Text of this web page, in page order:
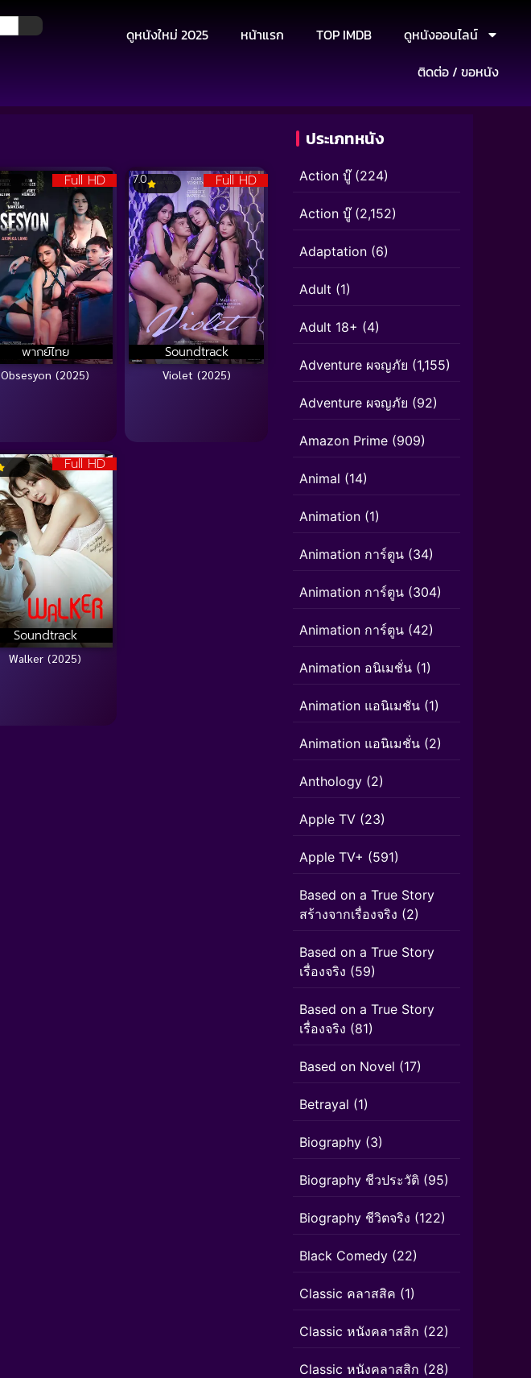
ดูหนังใหม่ 2025 หน้าแรก TOP IMDB
ดูหนังออนไลน์
ติดต่อ / ขอหนัง
Full HD
พากย์ไทย
Obsesyon (2025)
Full HD
Soundtrack
7.0
Violet (2025)
Full HD
Soundtrack
Walker (2025)
ประเภทหนัง
Action บู๊(224)
Action บู๊(2,152)
Adaptation (6)
Adult (1)
Adult 18+ (4)
Adventure ผจญภัย (1,155)
Adventure ผจญภัย (92)
Amazon Prime (909)
Animal (14)
Animation (1)
Animation การ์ตูน (34)
Animation การ์ตูน (304)
Animation การ์ตูน (42)
Animation อนิเมชั่น (1)
Animation แอนิเมชัน (1)
Animation แอนิเมชั่น (2)
Anthology (2)
Apple TV (23)
Apple TV+ (591)
Based on a True Story
สร้างจากเรื่องจริง (2)
Based on a True Story
เรื่องจริง (59)
Based on a True Story
เรื่องจริง (81)
Based on Novel (17)
Betrayal (1)
Biography (3)
Biography ชีวประวัติ (95)
Biography ชีวิตจริง (122)
Black Comedy (22)
Classic คลาสสิค (1)
Classic หนังคลาสสิก (22)
Classic หนังคลาสสิก (28)